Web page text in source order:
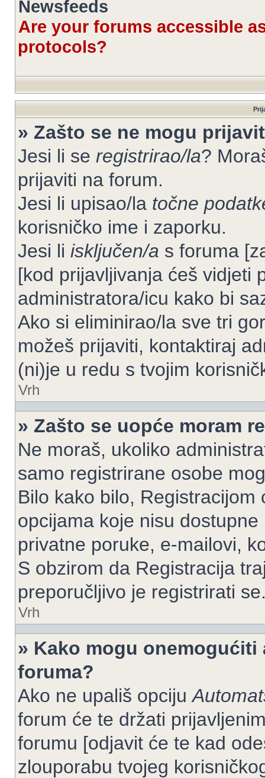
Newsfeeds
Are your forums accessible
protocols?
» Zašto se ne mogu
Jesi li se registrirao/la?
prijaviti na forum.
Jesi li upisao/la točne
korisničko ime i zaporku.
Jesi li isključen/a s foruma
[kod prijavljivanja ćeš vidjeti
administratora/icu kako bi
Ako si eliminirao/la sve tri
možeš prijaviti, kontaktiraj
(ni)je u redu s tvojim
Vrh
» Zašto se uopće moram
Ne moraš, ukoliko
samo registrirane osobe
Bilo kako bilo,
opcijama koje nisu
privatne poruke, e-mailovi,
S obzirom da Registracija
preporučljivo je registrirati
Vrh
» Kako mogu
foruma?
Ako ne upališ opciju
forum će te držati
forumu [odjavit će te kad
zlouporabu tvojeg